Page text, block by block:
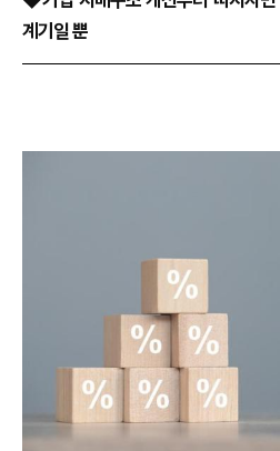
계기일 뿐